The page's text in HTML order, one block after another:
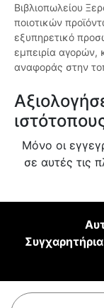
Βιβλιοπωλείου
ποιοτικών
εξυπηρετικό
εμπειρία αγορών,
αναφοράς στην
Μόνο οι
σε αυτές τις